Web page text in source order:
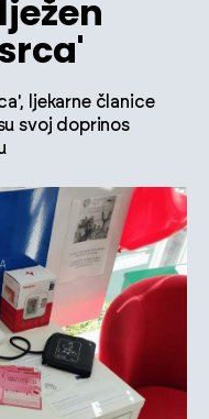
ljekarne članice
svoj doprinos